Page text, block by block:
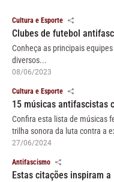
Cultura e Esporte
Clubes de futebol
Conheça as principais
diversos...
08/06/2023
Cultura e Esporte
15 músicas antifascistas
Confira esta lista de músicas
trilha sonora da luta contra a
27/06/2024
Antifascismo
Estas citações inspiram